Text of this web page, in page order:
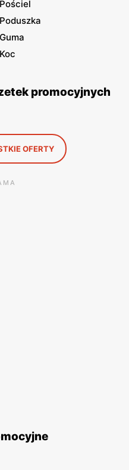
Pościel
Poduszka
Guma
Koc
promocyjnych
OFERTY